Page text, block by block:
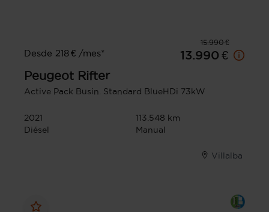
15.990 €
Desde 218 € /mes*
13.990 €
Peugeot Rifter
Active Pack Busin. Standard BlueHDi 73kW
2021
113.548 km
Diésel
Manual
Villalba